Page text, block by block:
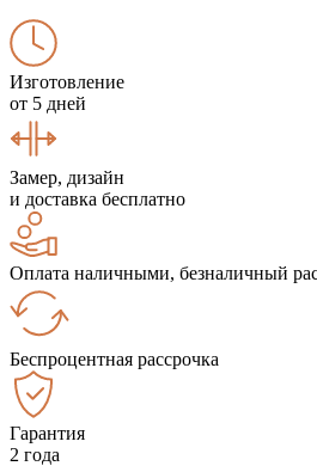
Изготовление
от 5 дней
Замер, дизайн
и доставка бесплатно
Оплата наличными, безналичный
Беспроцентная рассрочка
Гарантия
2 года